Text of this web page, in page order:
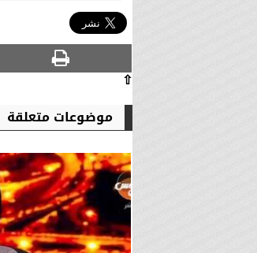
⇧
موضوعات متعلقة